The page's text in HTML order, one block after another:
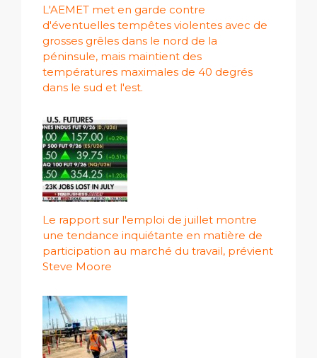
L'AEMET met en garde contre
d'éventuelles tempêtes violentes avec de
grosses grêles dans le nord de la
péninsule, mais maintient des
températures maximales de 40 degrés
dans le sud et l'est.
Le rapport sur l'emploi de juillet montre
une tendance inquiétante en matière de
participation au marché du travail, prévient
Steve Moore